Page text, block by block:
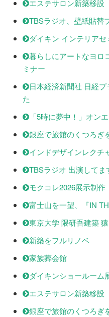
エステサロン新築移設
TBSラジオ、壁紙貼替
ダイキン インテリア
暮らしにアートなヨロ
ミナー
日本経済新聞社 日経
た
「5時に夢中！」オンエ
銀座で旅館のくつろぎ
インドデザインレクチ
TBSラジオ 出演してま
モクコレ2026展示制作
富士山を一望、『IN
東京大学 隈研吾建築
新築をフルリノベ
家族葬会館
ダイキンショールーム
エステサロン新築移設
銀座で旅館のくつろぎ